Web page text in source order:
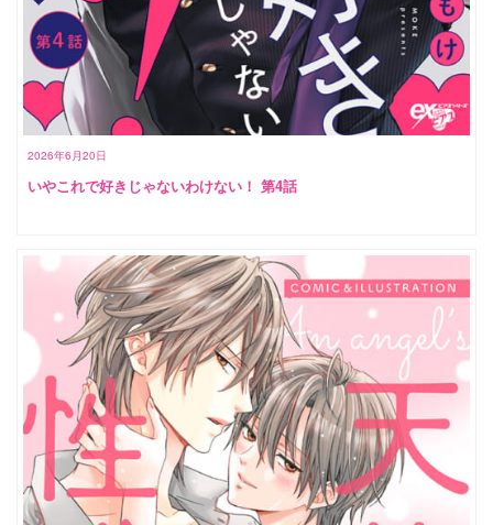
2026年6月20日
いやこれで好きじゃないわけない！ 第4話